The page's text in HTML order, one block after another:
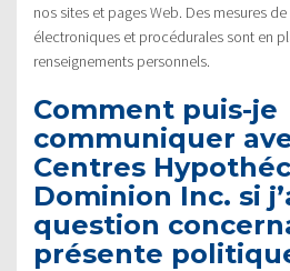
nos sites et pages Web. Des mesures
électroniques et procédurales sont en
renseignements personnels.
Comment puis-je
communiquer
Centres
Dominion Inc. si
question
présente